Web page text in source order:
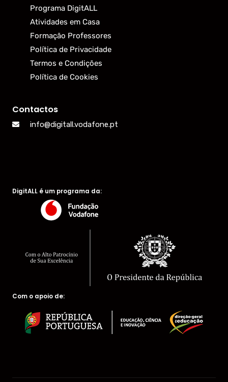
Programa DigitALL
Atividades em Casa
Formação Professores
Política de Privacidade
Termos e Condições
Política de Cookies
Contactos
info@digitall.vodafone.pt
DigitALL é um programa da:
Com o apoio de: